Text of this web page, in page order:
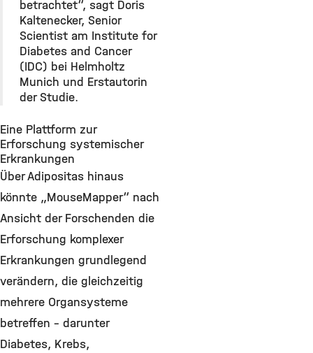
betrachtet“, sagt Doris
Kaltenecker, Senior
Scientist am Institute for
Diabetes and Cancer
(IDC) bei Helmholtz
Munich und Erstautorin
der Studie.
Eine Plattform zur
Erforschung systemischer
Erkrankungen
Über Adipositas hinaus
könnte „MouseMapper“ nach
Ansicht der Forschenden die
Erforschung komplexer
Erkrankungen grundlegend
verändern, die gleichzeitig
mehrere Organsysteme
betreffen – darunter
Diabetes, Krebs,